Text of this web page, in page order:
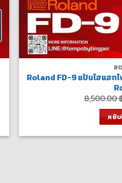
Roland FD-9 แป้นไฮแฮท
8,500.00
หยิบ